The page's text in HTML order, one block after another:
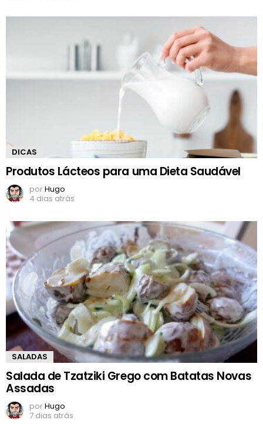
DICAS
Produtos Lácteos para uma Dieta Saudável
porHugo
4 dias atrás
SALADAS
Salada de Tzatziki Grego com Batatas Novas
Assadas
porHugo
7 dias atrás